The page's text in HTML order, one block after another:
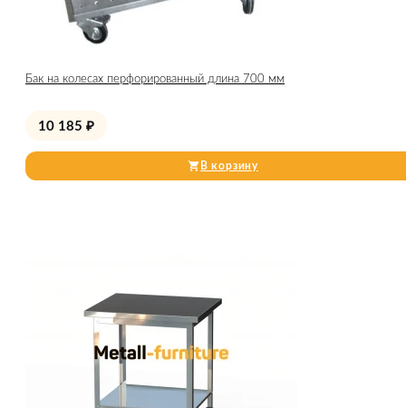
Бак на колесах перфорированный длина 700 мм
10 185 ₽
В корзину